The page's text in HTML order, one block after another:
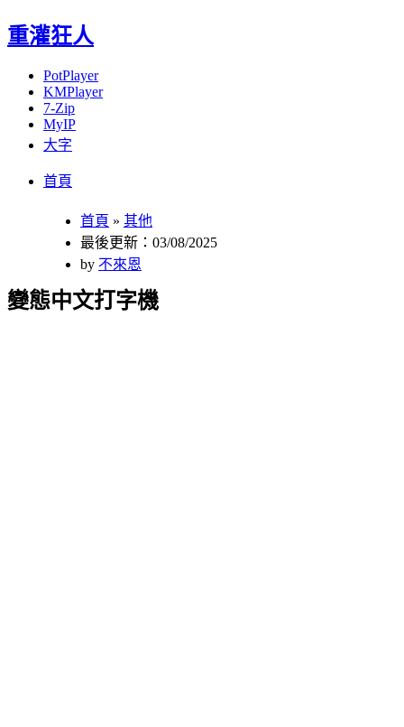
重灌狂人
PotPlayer
KMPlayer
7-Zip
MyIP
大字
首頁
首頁 » 其他
最後更新：03/08/2025
by 不來恩
變態中文打字機